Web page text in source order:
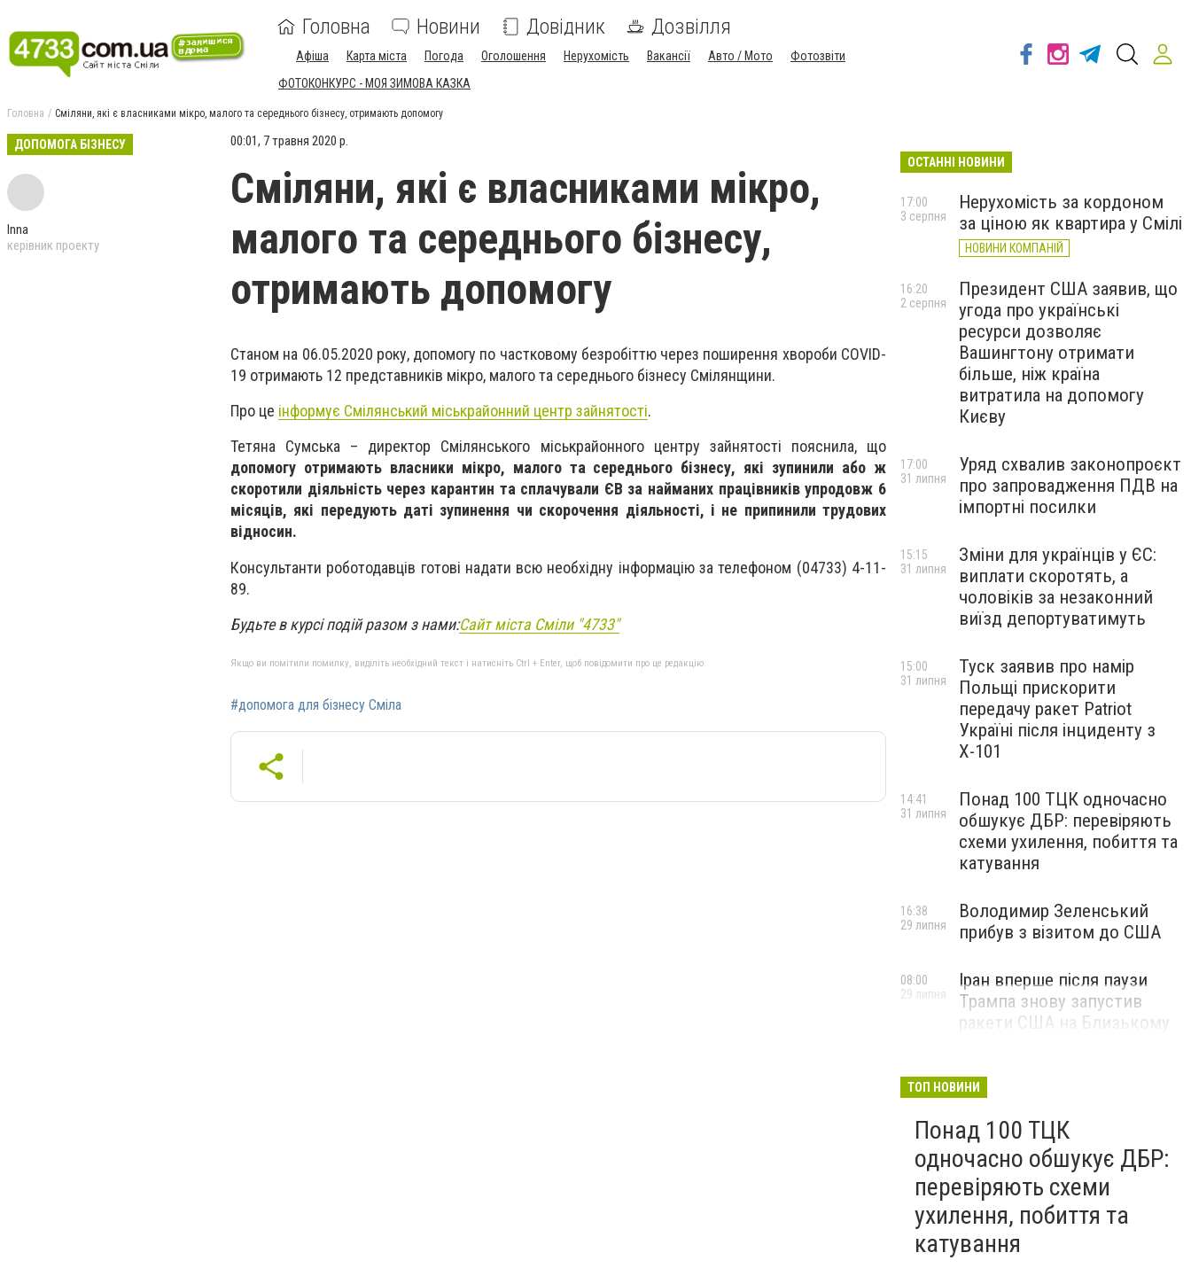
Головна Новини Довідник Дозвілля
Афіша Карта міста Погода Оголошення Нерухомість Вакансії Авто / Мото
Фотозвіти
ФОТОКОНКУРС - МОЯ ЗИМОВА КАЗКА
Головна Сміляни, які є власниками мікро, малого та середнього бізнесу, отримають допомогу
ДОПОМОГА БІЗНЕСУ
Inna
керівник проекту
00:01, 7 травня 2020 р.
Сміляни, які є власниками мікро,
малого та середнього бізнесу,
отримають допомогу
Станом на 06.05.2020 року, допомогу по частковому безробіттю через поширення хвороби COVID-
19 отримають 12 представників мікро, малого та середнього бізнесу Смілянщини.
Про це інформує Смілянський міськрайонний центр зайнятості.
Тетяна Сумська – директор Смілянського міськрайонного центру зайнятості пояснила, що
допомогу отримають власники мікро, малого та середнього бізнесу, які зупинили або ж
скоротили діяльність через карантин та сплачували ЄВ за найманих працівників упродовж 6
місяців, які передують даті зупинення чи скорочення діяльності, і не припинили трудових
відносин.
Консультанти роботодавців готові надати всю необхідну інформацію за телефоном (04733) 4-11-
89.
Будьте в курсі подій разом з нами:Сайт міста Сміли "4733"
Якщо ви помітили помилку, виділіть необхідний текст і натисніть Ctrl + Enter, щоб повідомити про це редакцію
#допомога для бізнесу Сміла
ОСТАННІ НОВИНИ
Нерухомість за кордоном
за ціною як квартира у Смілі
НОВИНИ КОМПАНІЙ
17:00
3 серпня
Президент США заявив, що
угода про українські
ресурси дозволяє
Вашингтону отримати
більше, ніж країна
витратила на допомогу
Києву
16:20
2 серпня
Уряд схвалив законопроєкт
про запровадження ПДВ на
імпортні посилки
17:00
31 липня
Зміни для українців у ЄС:
виплати скоротять, а
чоловіків за незаконний
виїзд депортуватимуть
15:15
31 липня
Туск заявив про намір
Польщі прискорити
передачу ракет Patriot
Україні після інциденту з
Х-101
15:00
31 липня
Понад 100 ТЦК одночасно
обшукує ДБР: перевіряють
схеми ухилення, побиття та
катування
14:41
31 липня
Володимир Зеленський
прибув з візитом до США
16:38
29 липня
Іран вперше після паузи
Трампа знову запустив
ракети США на Близькому
08:00
29 липня
ТОП НОВИНИ
Понад 100 ТЦК
одночасно обшукує ДБР:
перевіряють схеми
ухилення, побиття та
катування